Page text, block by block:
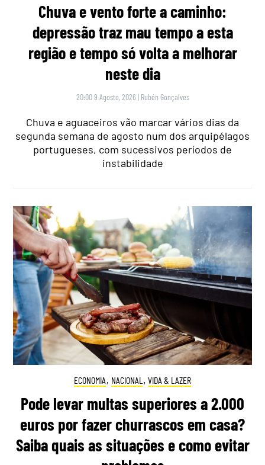
Chuva e vento forte a caminho:
depressão traz mau tempo a esta
região e tempo só volta a melhorar
neste dia
20:00 9 Agosto, 2026 | Rubén Gonçalves
Chuva e aguaceiros vão marcar vários dias da
segunda semana de agosto num dos arquipélagos
portugueses, com sucessivos períodos de
instabilidade
ECONOMIA, NACIONAL , VIDA & LAZER
Pode levar multas superiores a 2.000
euros por fazer churrascos em casa?
Saiba quais as situações e como evitar